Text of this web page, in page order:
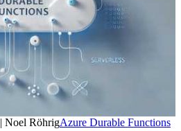
| Noel RöhrigAzure Durable Functions